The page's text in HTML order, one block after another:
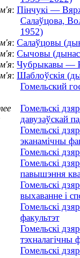
: Пінчукі —
Салаўцова,
1952)
: Салаўцовы
: Сычовы
: Чубрыкавы —
: Шаблоўскія
Гомельский
Гомельскі
давузаўскай
Гомельскі
эканамічны
Гомельскі
Гомельскі
павышэння
Гомельскі
выхаванне і
Гомельскі
факультэт
Гомельскі
тэхналагічны
Гомельскі